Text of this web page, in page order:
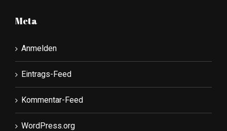
Meta
Anmelden
Eintrags-Feed
Kommentar-Feed
WordPress.org